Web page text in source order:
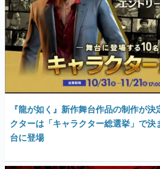
『龍が如く』新作舞台作品の制作が
クターは「キャラクター総選挙」で
台に登場